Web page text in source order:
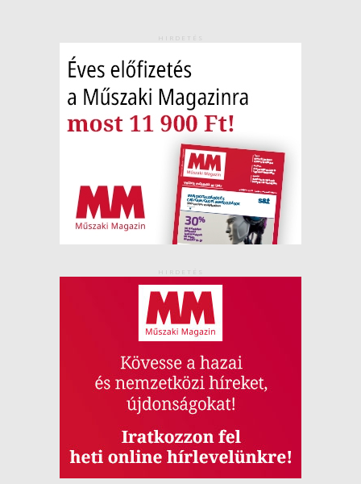
HIRDETÉS
HIRDETÉS